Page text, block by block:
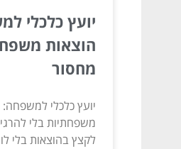
יועץ כלכלי
הוצאות
מחסור
יועץ כלכלי
משפחתיות בלי
לקצץ בהוצאות בלי